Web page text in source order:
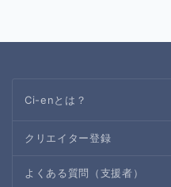
Ci-enとは？
クリエイター登録
よくある質問（支援者）